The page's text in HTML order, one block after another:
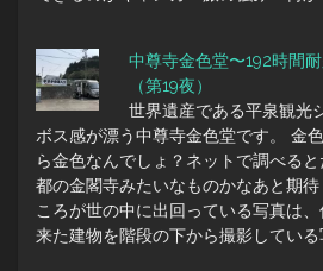
中尊寺金色堂〜192時間
（第19夜）
世界遺産である平泉観光
ボス感が漂う中尊寺金色堂です。 金
ら金色なんでしょ？ネットで調べる
都の金閣寺みたいなものかなあと期
ころが世の中に出回っている写真は
来た建物を階段の下から撮影している